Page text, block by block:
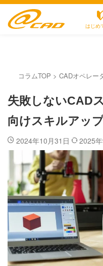
はじめ
お仕事を探す
お役立ちコラム
よくある質問
転職をご希望の方
会社案内
方
コラムTOP > CADオペレー
失敗しないCAD
向けスキルアッ
2024年10月31日 2025